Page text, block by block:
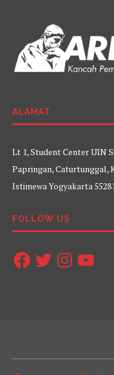
ALAMAT
Lt 1, Student Center UIN
Papringan, Caturtunggal,
Istimewa Yogyakarta 55281
FOLLOW US
FacebookTwitterInstagram
YouTube